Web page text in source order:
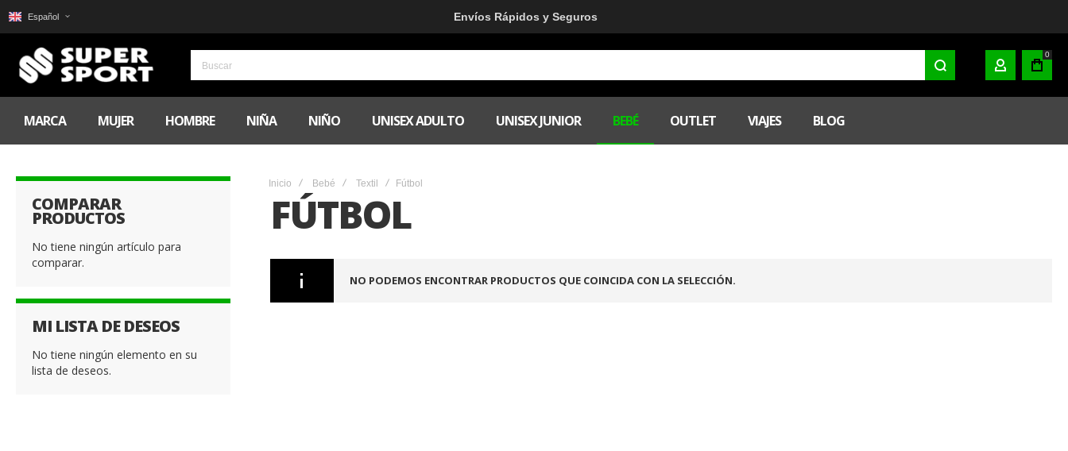
Español Envíos Rápidos y Seguros
MI CUENTA
0
MARCA MUJER HOMBRE NIÑA NIÑO UNISEX ADULTO UNISEX JUNIOR BEBÉ OUTLET VIAJES BLOG
Inicio Bebé Textil Fútbol
FÚTBOL
NO PODEMOS ENCONTRAR PRODUCTOS QUE COINCIDA CON LA SELECCIÓN.
COMPARAR
PRODUCTOS
No tiene ningún artículo para
comparar.
MI LISTA DE DESEOS
No tiene ningún elemento en su
lista de deseos.